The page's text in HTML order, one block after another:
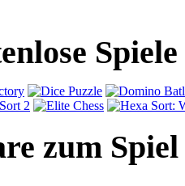
zum Spiel